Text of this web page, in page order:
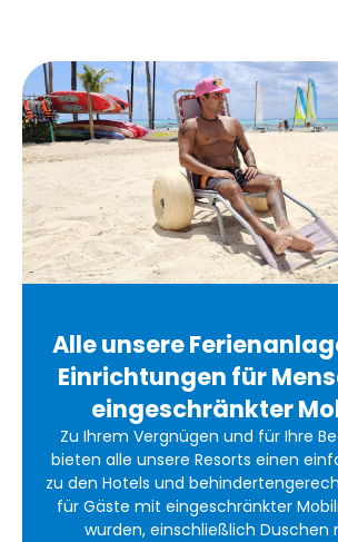
Alle unsere
Einrichtungen für
eingeschränkter
Zu Ihrem Vergnügen und für Ihre
bieten alle unsere Resorts einen
zu den Hotels und
für Gäste mit eingeschränkter
wurden, einschließlich Duschen